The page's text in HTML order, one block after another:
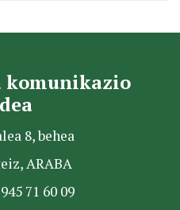
komunikazio
8, behea
ARABA
71 60 09